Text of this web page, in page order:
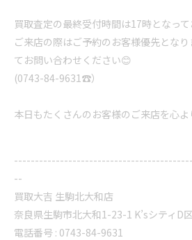
買取査定の最終受付時間は17時となっ
ご来店の際はご予約のお客様優先とな
てお問い合わせください😊
(0743-84-9631☎️）
本日もたくさんのお客様のご来店を心
--
買取大吉 生駒北大和店
奈良県生駒市北大和1-23-1 K’sシティD
電話番号 : 0743-84-9631